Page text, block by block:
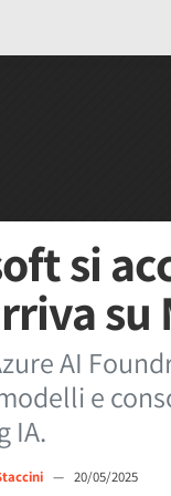
si
su
AI
e
IA.
— 20/05/2025